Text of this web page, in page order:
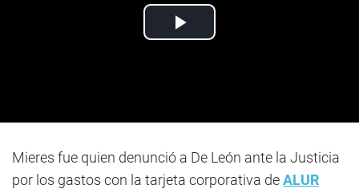
Mieres fue quien denunció a De León ante la Justicia
por los gastos con la tarjeta corporativa deALUR